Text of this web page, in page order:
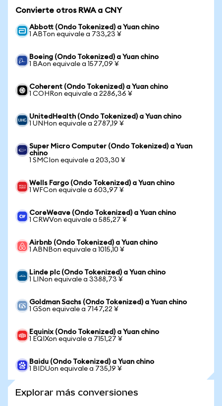
Convierte otros RWA a CNY
Abbott (Ondo Tokenized) a Yuan chino
1 ABTon equivale a 733,23 ¥
Boeing (Ondo Tokenized) a Yuan chino
1 BAon equivale a 1577,09 ¥
Coherent (Ondo Tokenized) a Yuan chino
1 COHRon equivale a 2286,36 ¥
UnitedHealth (Ondo Tokenized) a Yuan chino
1 UNHon equivale a 2787,19 ¥
Super Micro Computer (Ondo Tokenized) a Yuan
chino
1 SMCIon equivale a 203,30 ¥
Wells Fargo (Ondo Tokenized) a Yuan chino
1 WFCon equivale a 603,97 ¥
CoreWeave (Ondo Tokenized) a Yuan chino
1 CRWVon equivale a 585,27 ¥
Airbnb (Ondo Tokenized) a Yuan chino
1 ABNBon equivale a 1015,10 ¥
Linde plc (Ondo Tokenized) a Yuan chino
1 LINon equivale a 3388,73 ¥
Goldman Sachs (Ondo Tokenized) a Yuan chino
1 GSon equivale a 7147,22 ¥
Equinix (Ondo Tokenized) a Yuan chino
1 EQIXon equivale a 7151,27 ¥
Baidu (Ondo Tokenized) a Yuan chino
1 BIDUon equivale a 735,19 ¥
Explorar más conversiones